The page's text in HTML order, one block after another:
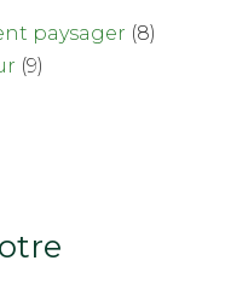
paysager (8)
(9)